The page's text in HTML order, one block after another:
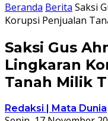
Beranda Berita Saksi
Korupsi Penjualan
Saksi Gus
Lingkaran
Tanah Milik
Redaksi | Mata Dunia